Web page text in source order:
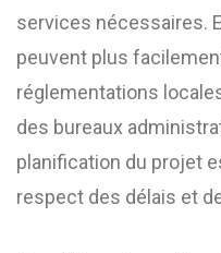
services nécessaires.
peuvent plus
réglementations
des bureaux
planification du projet
respect des délais et